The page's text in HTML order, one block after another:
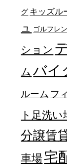
グ キッズル
ュ
ゴルフレ
ション
ム バイ
ルーム フ
ト足洗い
分譲賃
車場宅